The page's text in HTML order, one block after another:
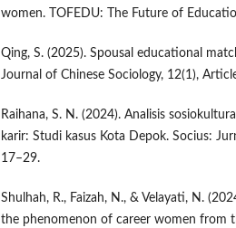
women. TOFEDU: The Future of
Qing, S. (2025). Spousal educational
Journal of Chinese Sociology, 12(1),
Raihana, S. N. (2024). Analisis
karir: Studi kasus Kota Depok. Socius:
17–29.
Shulhah, R., Faizah, N., & Velayati, N.
the phenomenon of career women from